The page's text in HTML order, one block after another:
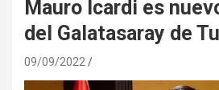
Mauro Icardi es
del Galatasaray de
09/09/2022